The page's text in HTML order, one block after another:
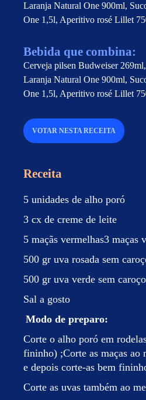
Laranja Natural One 900ml,
One 1,5l, Aperitivo rosé Lillet
Bebida que combina:
Cerveja pilsen Budweiser
Laranja Natural One 900ml,
One 1,5l, Aperitivo rosé Lillet
VOTAR NESTA RECEITA
Receita
5 unidades de alho poró
3 cx de creme de leite
5 maçãs vermelhas3 maças
500 gr uva rosada sem
500 gr uva verde sem caroço
Sal a gosto
Modo de preparo:
Corte o alho poró em
fininho) ;Corte as maças ao
e depois corte-as bem
Corte as uvas também ao